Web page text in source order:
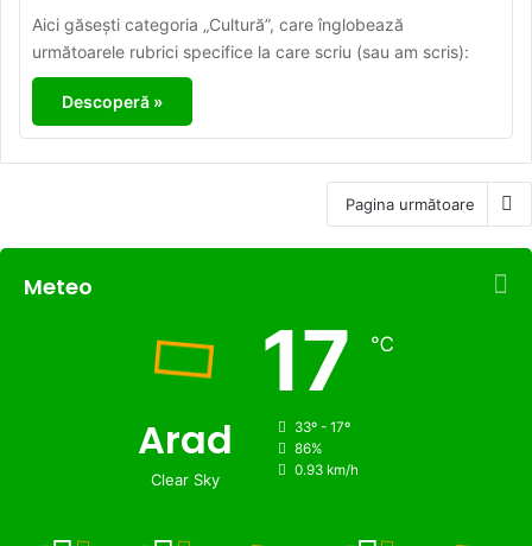
Aici găsești categoria „Cultură”, care înglobează
următoarele rubrici specifice la care scriu (sau am scris):
Descoperă »
Pagina următoare
Meteo
Arad
Clear Sky
17 ℃
33º - 17º
86%
0.93 km/h